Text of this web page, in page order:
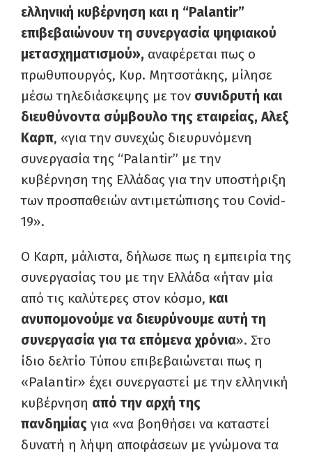
ελληνική κυβέρνηση και η “Palantir”
επιβεβαιώνουν τη συνεργασία ψηφιακού
μετασχηματισμού», αναφέρεται πως ο
πρωθυπουργός, Κυρ. Μητσοτάκης, μίλησε
μέσω τηλεδιάσκεψης με τον συνιδρυτή και
διευθύνοντα σύμβουλο της εταιρείας, Αλεξ
Καρπ, «για την συνεχώς διευρυνόμενη
συνεργασία της “Palantir” με την
κυβέρνηση της Ελλάδας για την υποστήριξη
των προσπαθειών αντιμετώπισης του Covid-
19».
Ο Καρπ, μάλιστα, δήλωσε πως η εμπειρία της
συνεργασίας του με την Ελλάδα «ήταν μία
από τις καλύτερες στον κόσμο, και
ανυπομονούμε να διευρύνουμε αυτή τη
συνεργασία για τα επόμενα χρόνια». Στο
ίδιο δελτίο Τύπου επιβεβαιώνεται πως η
«Palantir» έχει συνεργαστεί με την ελληνική
κυβέρνηση από την αρχή της
πανδημίας για «να βοηθήσει να καταστεί
δυνατή η λήψη αποφάσεων με γνώμονα τα